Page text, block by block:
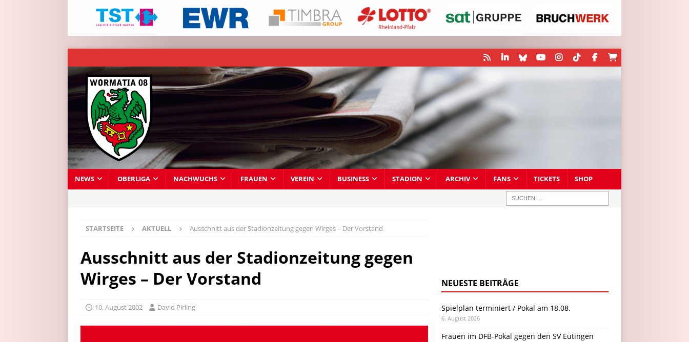
NEWS OBERLIGA NACHWUCHS FRAUEN VEREIN BUSINESS STADION ARCHIV FANS TICKETS SHOP
STARTSEITE AKTUELL Ausschnitt aus der Stadionzeitung gegen Wirges – Der Vorstand
Ausschnitt aus der Stadionzeitung gegen
Wirges – Der Vorstand
10. August 2002 David Pirling
NEUESTE BEITRÄGE
Spielplan terminiert / Pokal am 18.08.
6. August 2026
Frauen im DFB-Pokal gegen den SV Eutingen